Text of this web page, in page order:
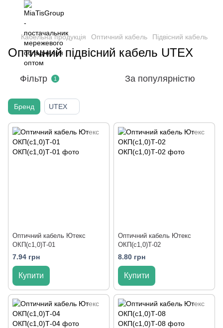
Кабельна продукція Оптичний кабель Підвісний кабель
Оптичний підвісний кабель UTEX
Фільтр 1 За популярністю
Бренд UTEX
Оптичний кабель Ютекс
ОКП(с1,0)Т-01
7.94 грн
Купити
Оптичний кабель Ютекс
ОКП(с1,0)Т-02
8.80 грн
Купити